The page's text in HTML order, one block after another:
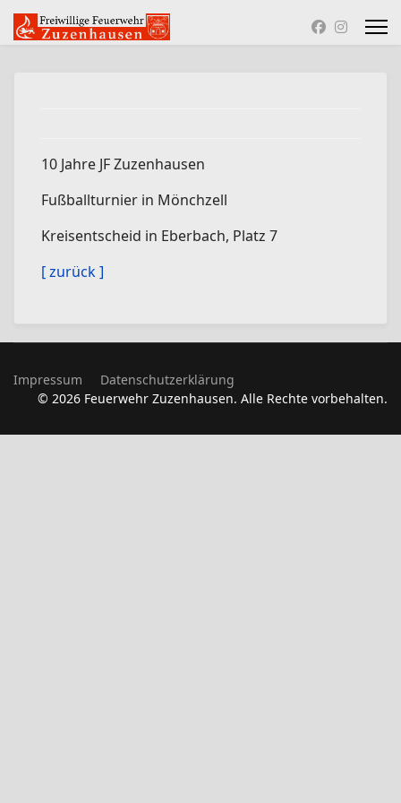
10 Jahre JF Zuzenhausen
Fußballturnier in Mönchzell
Kreisentscheid in Eberbach, Platz 7
[ zurück ]
Impressum
Datenschutzerklärung
© 2026 Feuerwehr Zuzenhausen. Alle Rechte vorbehalten.